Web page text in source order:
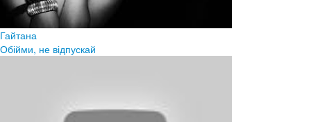
Гайтана
Обійми, не відпускай